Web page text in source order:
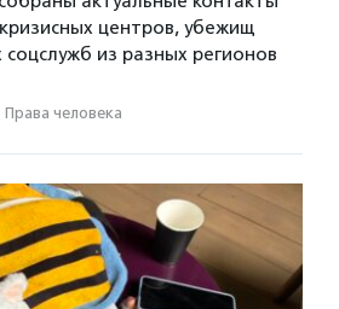
центров, убежищ
соцслужб из разных регионов
Права человека